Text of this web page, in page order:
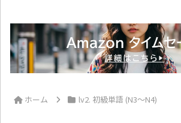
ホーム lv2. 初級単語 (N3～N4)